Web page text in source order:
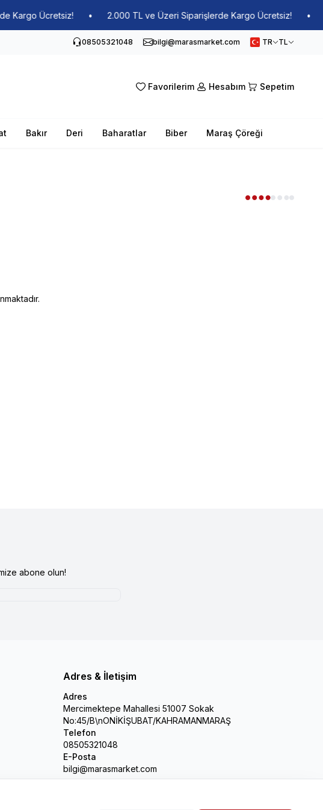
Ücretsiz! 2.000 TL ve Üzeri Siparişlerde Kargo Ücretsiz!
08505321048 bilgi@marasmarket.com TR TL
Favorilerim Hesabım Sepetim
Bakır Deri Baharatlar Biber Maraş Çöreği
abone olun!
Adres & İletişim
Adres
Mercimektepe Mahallesi 51007 Sokak
No:45/B\nONİKİŞUBAT/KAHRAMANMARAŞ
Telefon
08505321048
E-Posta
bilgi@marasmarket.com